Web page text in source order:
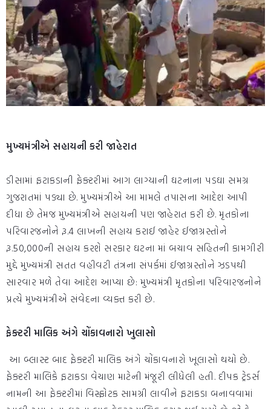
મુખ્યમંત્રીએ સહાયની કરી જાહેરાત
ડીસામાં ફટાકડાની ફેક્ટરીમાં આગ લાગ્યાની ઘટનાના પડઘા સમગ્ર
ગુજરાતમાં પડ્યા છે. મુખ્યમંત્રીએ આ મામલે તપાસના આદેશ આપી
દીધા છે તેમજ મુખ્યમંત્રીએ સહાયની પણ જાહેરાત કરી છે. મૃતકોના
પરિવારજનોને રૂ.4 લાખની સહાય કરાઈ જાહેર ઈજાગ્રસ્તોને
રૂ.50,000ની સહાય કરશે સરકાર ઘટના માં બચાવ સહિતની કામગીરી
મુદ્દે મુખ્યમંત્રી સતત વહીવટી તંત્રના સંપર્કમાં ઈજાગ્રસ્તોને ઝડપથી
સારવાર મળે તેવા આદેશ આપ્યા છે: મુખ્યમંત્રી મૃતકોના પરિવારજનોને
પ્રત્યે મુખ્યમંત્રીએ સંવેદના વ્યક્ત કરી છે.
ફેક્ટરી માલિક અંગે ચોંકાવનારો ખુલાસો
આ બ્લાસ્ટ બાદ ફેક્ટરી માલિક અંગે ચોંકાવનારો ખૂલાસો થયો છે.
ફેક્ટરી માલિકે ફટાકડા વેચાણ માટેની મંજૂરી લીધેલી હતી. દીપક ટ્રેડર્સ
નામની આ ફેક્ટરીમાં વિસ્ફોટક સામગ્રી લાવીને ફટાકડા બનાવવામાં